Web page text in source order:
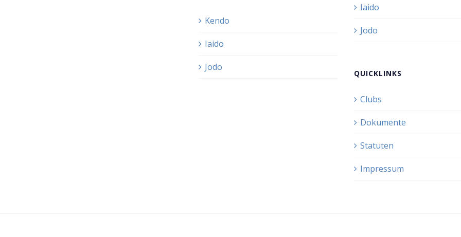
Kendo
Iaido
Jodo
Iaido
Jodo
QUICKLINKS
Clubs
Dokumente
Statuten
Impressum